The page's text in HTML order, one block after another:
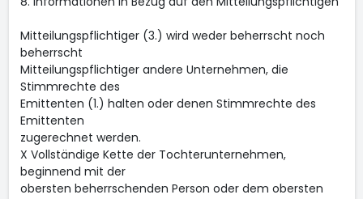
Mitteilungspflichtiger (3.) wird weder beherrscht noch
beherrscht
Mitteilungspflichtiger andere Unternehmen, die
Stimmrechte des
Emittenten (1.) halten oder denen Stimmrechte des
Emittenten
zugerechnet werden.
X Vollständige Kette der Tochterunternehmen,
beginnend mit der
obersten beherrschenden Person oder dem obersten